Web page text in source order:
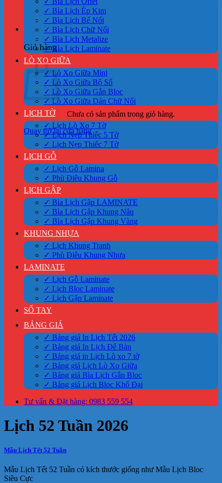
0
Giỏ hàng
Chưa có sản phẩm trong giỏ hàng.
Quay trở lại cửa hàng
✓ Bìa Lịch Ép Kim
✓ Bìa Lịch Bế Nổi
✓ Bìa Lịch Chữ Nổi
✓ Bìa Lịch Metalize
✓ Bìa Lịch Laminate
LÒ XO GIỮA
✓ Lò Xo Giữa Mini
✓ Lò Xo Giữa Bộ Số
✓ Lò Xo Giữa Gắn Bloc
✓ Lò Xo Giữa Dán Chữ Nổi
LỊCH TỜ
✓ Lịch Lò Xo 7 Tờ
✓ Lịch Nẹp Thiếc 5 Tờ
✓ Lịch Nẹp Thiếc 7 Tờ
LỊCH GỖ
✓ Lịch Gỗ Lamina
✓ Phù Điêu Khung Gỗ
LỊCH GẬP
✓ Bìa Lịch Gập LAMINATE
✓ Bìa Lịch Gập Khung Nâu
✓ Bìa Lịch Gập Khung Vàng
KHUNG NHỰA
✓ Lịch Khung Tranh
✓ Phù Điêu Khung Nhựa
LAMINATE
✓ Lịch Gỗ Laminate
✓ Lịch Bloc Laminate
✓ Lịch Gập Laminate
SỔ TAY
BẢNG GIÁ
✓ Bảng giá In Lịch Tết 2026
✓ Bảng giá In Lịch Để Bàn
✓ Bảng giá in Lịch Lò xo 7 tờ
✓ Bảng giá Lịch Lò Xo Giữa
✓ Bảng giá Bìa Lịch Gắn Bloc
✓ Bảng giá Lịch Bloc Khổ Đại
Tư vấn & Đặt hàng: 0983 559 554
Lịch 52 Tuần 2026
Mẫu Lịch Tết 52 Tuần
Mẫu Lịch Tết 52 Tuần có kích thước giống như Mẫu Lịch Bloc
Siêu Cực